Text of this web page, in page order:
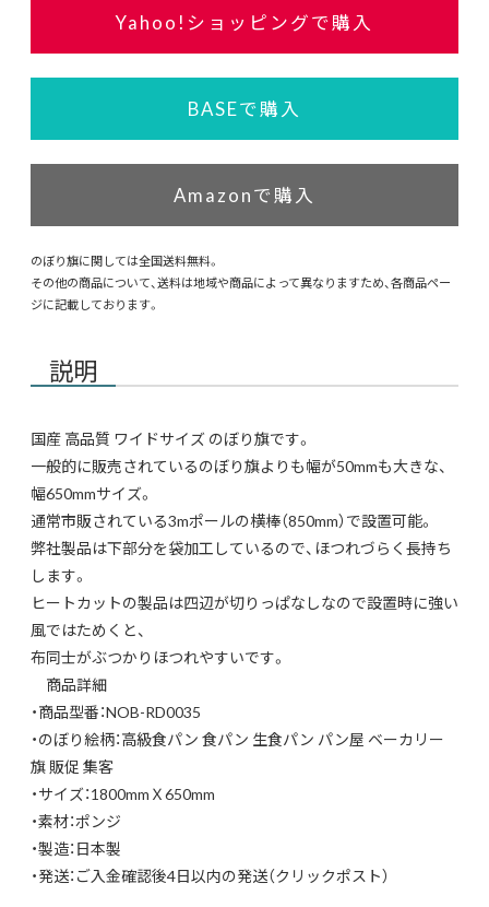
Yahoo!ショッピングで購入
BASEで購入
Amazonで購入
のぼり旗に関しては全国送料無料。
その他の商品について、送料は地域や商品によって異なりますため、各商品ペー
ジに記載しております。
説明
国産 高品質 ワイドサイズ のぼり旗です。
一般的に販売されているのぼり旗よりも幅が50mmも大きな、
幅650mmサイズ。
通常市販されている3mポールの横棒（850mm）で設置可能。
弊社製品は下部分を袋加工しているので、ほつれづらく長持ち
します。
ヒートカットの製品は四辺が切りっぱなしなので設置時に強い
風ではためくと、
布同士がぶつかりほつれやすいです。
商品詳細
・商品型番：NOB-RD0035
・のぼり絵柄：高級食パン 食パン 生食パン パン屋 ベーカリー
旗 販促 集客
・サイズ：1800mmＸ650mm
・素材：ポンジ
・製造：日本製
・発送：ご入金確認後4日以内の発送（クリックポスト）